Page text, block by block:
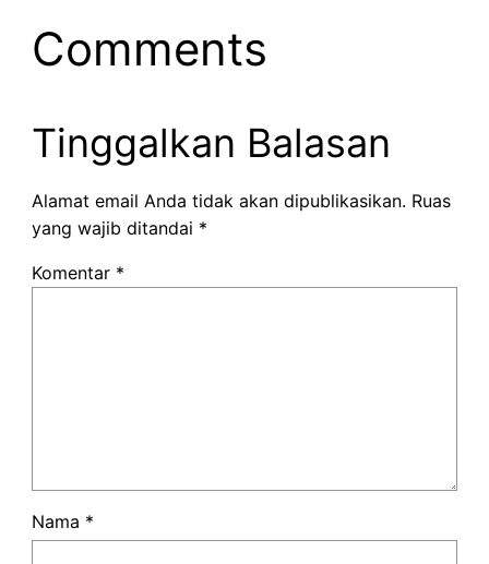
Comments
Tinggalkan Balasan
Alamat email Anda tidak akan dipublikasikan. Ruas
yang wajib ditandai *
Komentar *
Nama *